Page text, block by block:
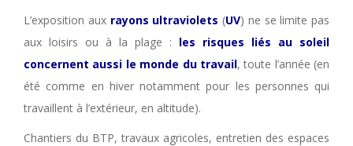
L’exposition aux rayons ultraviolets (UV) ne se limite pas
aux loisirs ou à la plage : les risques liés au soleil
concernent aussi le monde du travail, toute l’année (en
été comme en hiver notamment pour les personnes qui
travaillent à l’extérieur, en altitude).
Chantiers du BTP, travaux agricoles, entretien des espaces